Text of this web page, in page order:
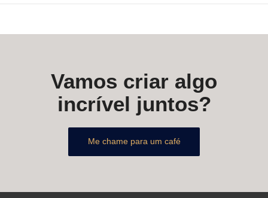
Vamos criar algo
incrível juntos?
Me chame para um café